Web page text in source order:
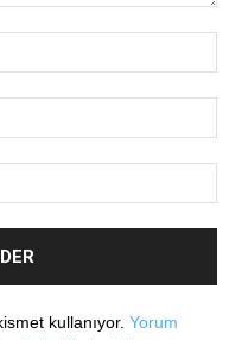
kullanıyor. Yorum